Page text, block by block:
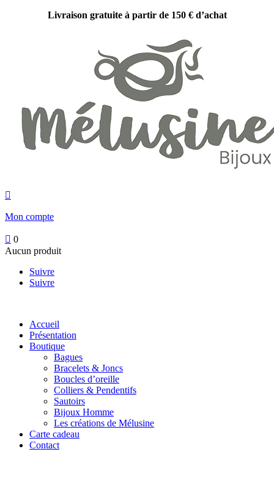
Livraison gratuite à partir de 150 € d’achat

Mon compte
 0
Aucun produit
Suivre
Suivre
Accueil
Présentation
Boutique
Bagues
Bracelets & Joncs
Boucles d’oreille
Colliers & Pendentifs
Sautoirs
Bijoux Homme
Les créations de Mélusine
Carte cadeau
Contact